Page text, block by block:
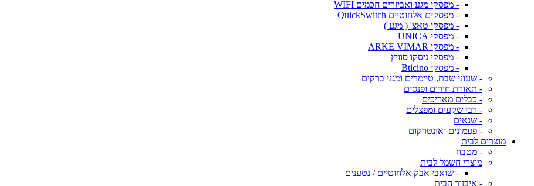
- מפסקי מגע ואביזרים חכמים WIFI
- מפסקים אלחוטיים QuickSwitch
- מפסקי טאצ' ( מגע )
- מפסקי UNICA
- מפסקי ARKE VIMAR
- מפסקי ניסקו סוויץ
- מפסקי Bticino
- שעוני שבת, טיימרים ומגני ברקים
- תאורת חירום ופנסים
- כבלים מאריכים
- רבי שקעים ומפצלים
- שנאים
- פעמונים ואינטרקום
מוצרים לבית
- מטבח
מוצרי חשמל לבית
- שואבי אבק אלחוטיים / נטענים
- איבזור הבית